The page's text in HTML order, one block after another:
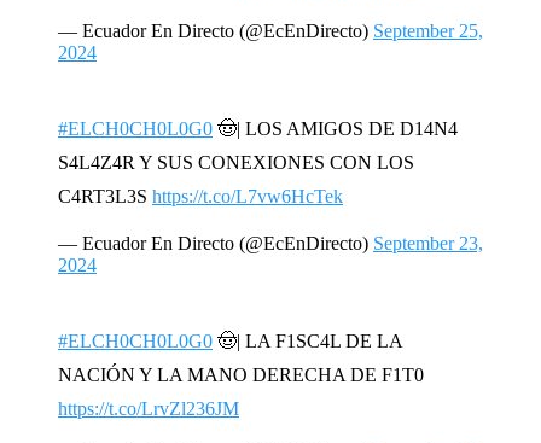
— Ecuador En Directo (@EcEnDirecto) September 25,
2024
#ELCH0CH0L0G0 🤠| LOS AMIGOS DE D14N4
S4L4Z4R Y SUS CONEXIONES CON LOS
C4RT3L3S https://t.co/L7vw6HcTek
— Ecuador En Directo (@EcEnDirecto) September 23,
2024
#ELCH0CH0L0G0 🤠| LA F1SC4L DE LA
NACIÓN Y LA MANO DERECHA DE F1T0
https://t.co/LrvZl236JM